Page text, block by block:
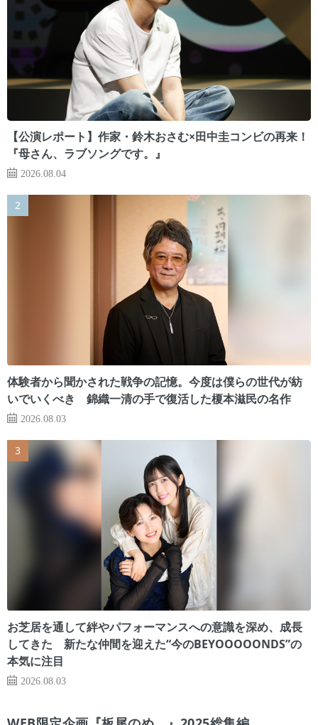
【公演レポート】作家・鈴木おさむ×田中圭コンビの再来！
『母さん、ラブソングです。』
2026.08.04
体験者から聞かされた戦争の記憶。今度は僕らの世代が紡
いでいくべき 錦織一清の手で復活した榎本滋民の名作
2026.08.03
お芝居を通して絆やパフォーマンスへの意識を深め、成長
してきた 新たな仲間を迎えた“今のBEYOOOOONDS”の
本気に注目
2026.08.03